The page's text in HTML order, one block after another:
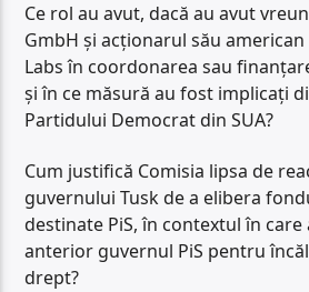
Ce rol au avut, dacă au avut
GmbH și acționarul său
Labs în coordonarea sau
și în ce măsură au fost implicați
Partidului Democrat din SUA?
Cum justifică Comisia lipsa de
guvernului Tusk de a elibera
destinate PiS, în contextul în
anterior guvernul PiS pentru
drept?